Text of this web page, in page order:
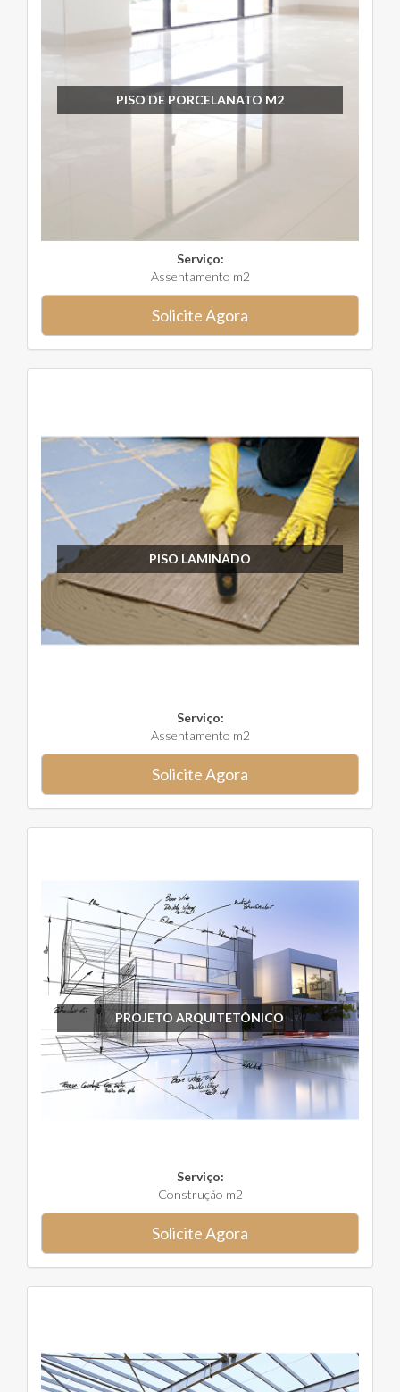
PISO DE PORCELANATO M2
Serviço:
Assentamento m2
Solicite Agora
PISO LAMINADO
Serviço:
Assentamento m2
Solicite Agora
PROJETO ARQUITETÔNICO
Serviço:
Construção m2
Solicite Agora